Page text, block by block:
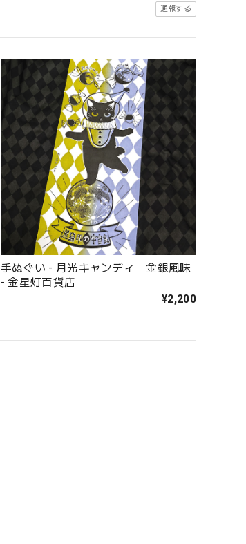
通報する
手ぬぐい - 月光キャンディ 金銀風味
- 金星灯百貨店
¥2,200